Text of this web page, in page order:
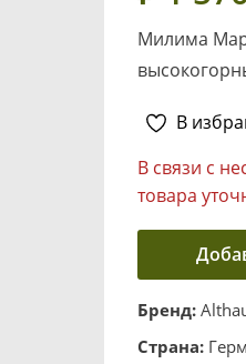
Милима
В
В связи с
товара
Бренд:
Страна: